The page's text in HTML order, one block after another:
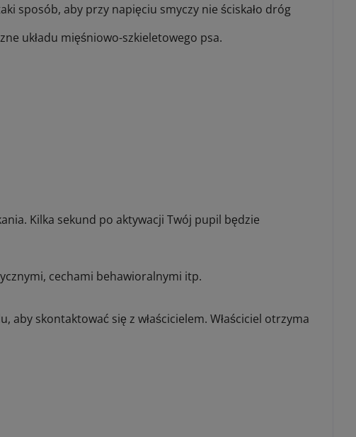
sposób, aby przy napięciu smyczy nie ściskało dróg
układu mięśniowo-szkieletowego psa.
Kilka sekund po aktywacji Twój pupil będzie
cechami behawioralnymi itp.
skontaktować się z właścicielem. Właściciel otrzyma